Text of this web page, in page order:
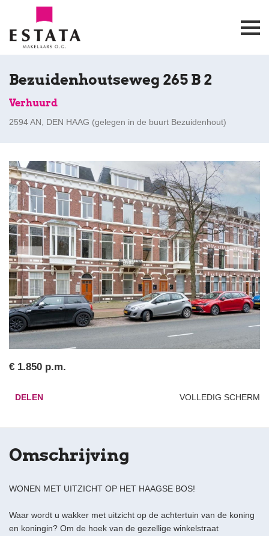
Bezuidenhoutseweg 265 B 2
Verhuurd
2594 AN, DEN HAAG (gelegen in de buurt Bezuidenhout)
€ 1.850 p.m.
DELEN VOLLEDIG SCHERM
Omschrijving
WONEN MET UITZICHT OP HET HAAGSE BOS!
Waar wordt u wakker met uitzicht op de achtertuin van de koning
en koningin? Om de hoek van de gezellige winkelstraat